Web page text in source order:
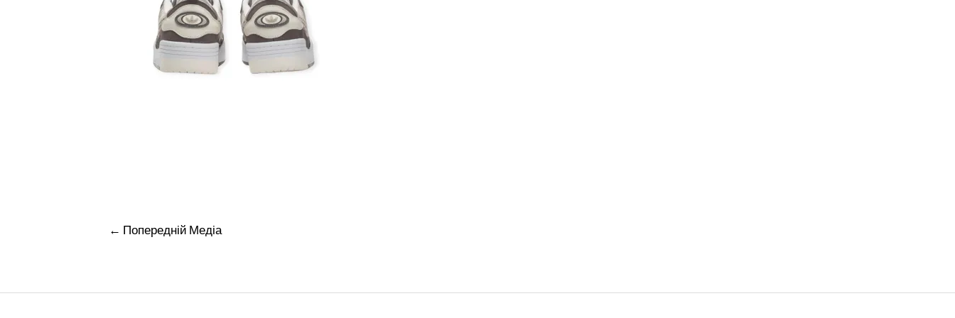
Навігація
← Попередній Медіа